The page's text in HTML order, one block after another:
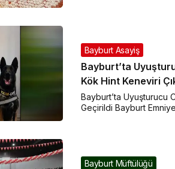
Bayburt Asayiş
Bayburt’ta
Kök Hint Keneviri
Bayburt’ta Uyuşturucu
Geçirildi Bayburt
Bayburt Müftülüğü